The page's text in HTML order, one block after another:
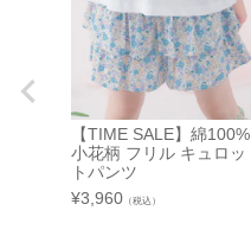
【TIME SALE】綿100%
小花柄 フリル キュロッ
トパンツ
¥3,960 （税込）